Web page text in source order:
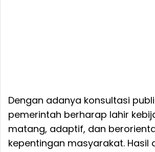
Dengan adanya konsultasi
pemerintah berharap lahir
matang, adaptif, dan
kepentingan masyarakat. Hasil